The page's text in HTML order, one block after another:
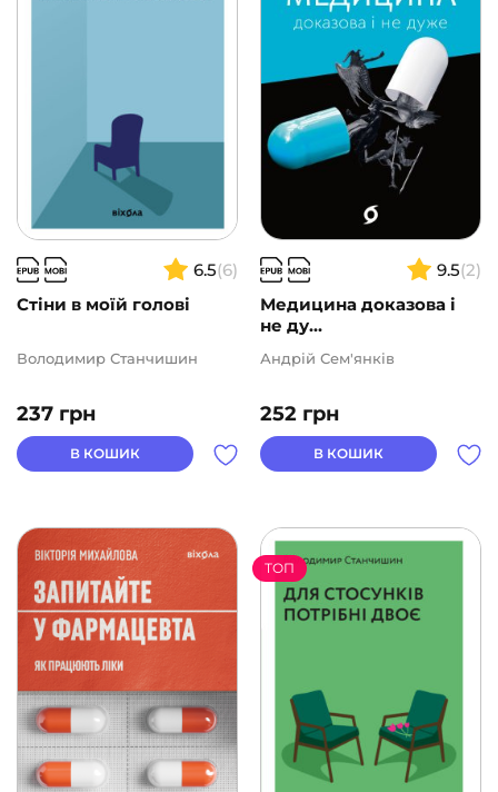
ВИДАВНИЦТВА
АВТОРИ
ЦІНА
2 1000
6.5(6)
Стіни в моїй голові
237 грн
Володимир Станчишин
В КОШИК
9.5(2)
Медицина доказова і
не ду...
252 грн
Андрій Сем'янків
В КОШИК
ТОП